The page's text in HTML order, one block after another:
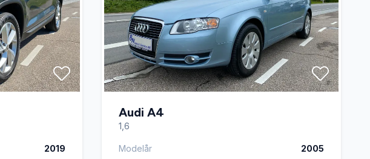
2019
Audi A4
1,6
Modelår 2005